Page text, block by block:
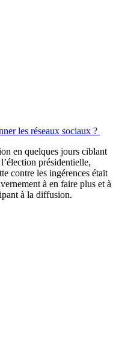
les réseaux sociaux ?
en quelques jours ciblant
présidentielle,
contre les ingérences était
à en faire plus et à
à la diffusion.